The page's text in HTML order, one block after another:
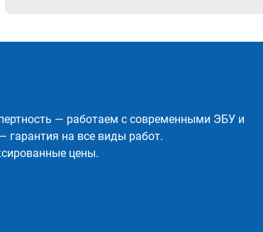
— работаем с современными ЭБУ и
гарантия на все виды работ.
цены.